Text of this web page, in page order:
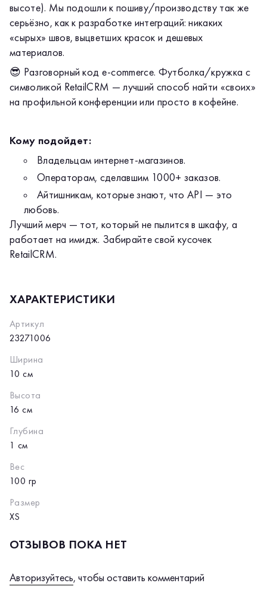
высоте). Мы подошли к пошиву/производству так же
серьёзно, как к разработке интеграций: никаких
«сырых» швов, выцветших красок и дешевых
материалов.
😎 Разговорный код e-commerce. Футболка/кружка с
символикой RetailCRM — лучший способ найти «своих»
на профильной конференции или просто в кофейне.
Кому подойдет:
Владельцам интернет-магазинов.
Операторам, сделавшим 1000+ заказов.
Айтишникам, которые знают, что API — это
любовь.
Лучший мерч — тот, который не пылится в шкафу, а
работает на имидж. Забирайте свой кусочек
RetailCRM.
ХАРАКТЕРИСТИКИ
Артикул
23271006
Ширина
10 см
Высота
16 см
Глубина
1 см
Вес
100 гр
Размер
XS
ОТЗЫВОВ ПОКА НЕТ
Авторизуйтесь, чтобы оставить комментарий